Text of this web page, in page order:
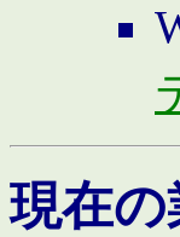
現在の